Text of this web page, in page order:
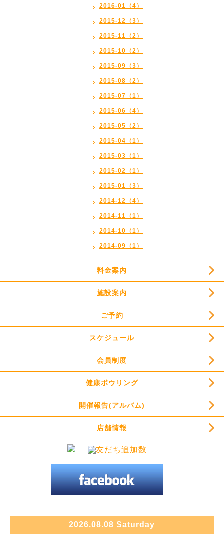
2016-01（4）
2015-12（3）
2015-11（2）
2015-10（2）
2015-09（3）
2015-08（2）
2015-07（1）
2015-06（4）
2015-05（2）
2015-04（1）
2015-03（1）
2015-02（1）
2015-01（3）
2014-12（4）
2014-11（1）
2014-10（1）
2014-09（1）
料金案内
施設案内
ご予約
スケジュール
会員制度
健康ボウリング
開催報告(アルバム)
店舗情報
2026.08.08 Saturday